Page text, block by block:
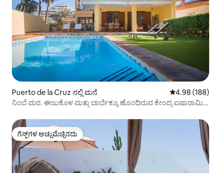
Puerto de la Cruz ನಲ್ಲಿ ಮನೆ 5 ರಲ್ಲಿ 4.98
4.98 (188)
ನಿಂಬೆ ಮರ. ಈಜುಕೊಳ ಮತ್ತು ಬಾರ್ಬೆಕ್ಯೂ ಹೊಂದಿರುವ ಕೇಂದ್ರ ಐಷಾರಾಮಿ
ಗೆಸ್ಟ್‌ಗಳ ಅಚ್ಚುಮೆಚ್ಚಿನದು
ಗೆಸ್ಟ್‌ಗಳ ಅಚ್ಚುಮೆಚ್ಚಿನದು